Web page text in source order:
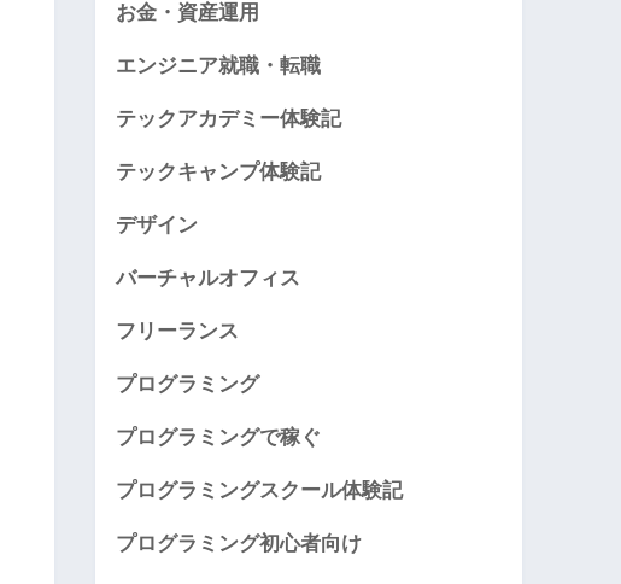
お金・資産運用
エンジニア就職・転職
テックアカデミー体験記
テックキャンプ体験記
デザイン
バーチャルオフィス
フリーランス
プログラミング
プログラミングで稼ぐ
プログラミングスクール体験記
プログラミング初心者向け